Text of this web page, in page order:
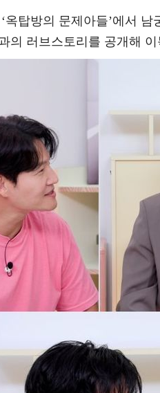
옥탑방의 문제아들’에서
의 러브스토리를 공개해